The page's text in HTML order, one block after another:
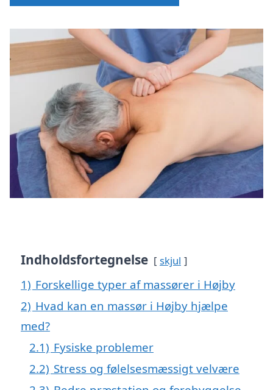
Indholdsfortegnelse skjul
1) Forskellige typer af massører i Højby
2) Hvad kan en massør i Højby hjælpe
med?
2.1) Fysiske problemer
2.2) Stress og følelsesmæssigt velvære